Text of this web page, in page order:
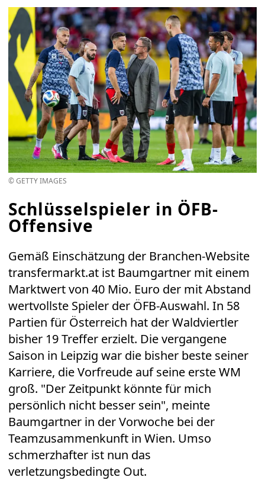
© GETTY IMAGES
Schlüsselspieler in ÖFB-
Offensive
Gemäß Einschätzung der Branchen-Website
transfermarkt.at ist Baumgartner mit einem
Marktwert von 40 Mio. Euro der mit Abstand
wertvollste Spieler der ÖFB-Auswahl. In 58
Partien für Österreich hat der Waldviertler
bisher 19 Treffer erzielt. Die vergangene
Saison in Leipzig war die bisher beste seiner
Karriere, die Vorfreude auf seine erste WM
groß. "Der Zeitpunkt könnte für mich
persönlich nicht besser sein", meinte
Baumgartner in der Vorwoche bei der
Teamzusammenkunft in Wien. Umso
schmerzhafter ist nun das
verletzungsbedingte Out.